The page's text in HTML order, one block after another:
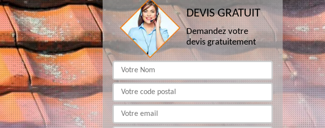
DEVIS GRATUIT
Demandez votre
devis gratuitement